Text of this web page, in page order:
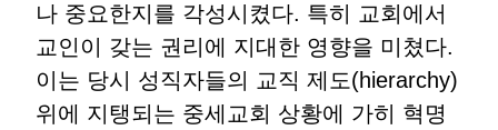
나 중요한지를 각성시켰다. 특히 교회에서
교인이 갖는 권리에 지대한 영향을 미쳤다.
이는 당시 성직자들의 교직 제도(hierarchy)
위에 지탱되는 중세교회 상황에 가히 혁명